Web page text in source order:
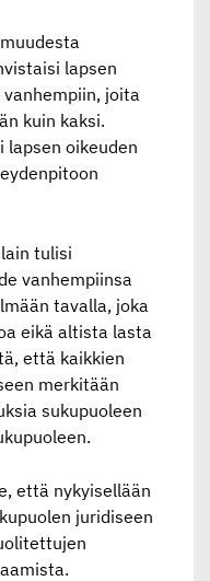
lapsen
joita
kuin kaksi.
lapsen oikeuden
tulisi
vanhempiinsa
tavalla, joka
eikä altista lasta
että kaikkien
merkitään
sukupuoleen
että nykyisellään
juridiseen